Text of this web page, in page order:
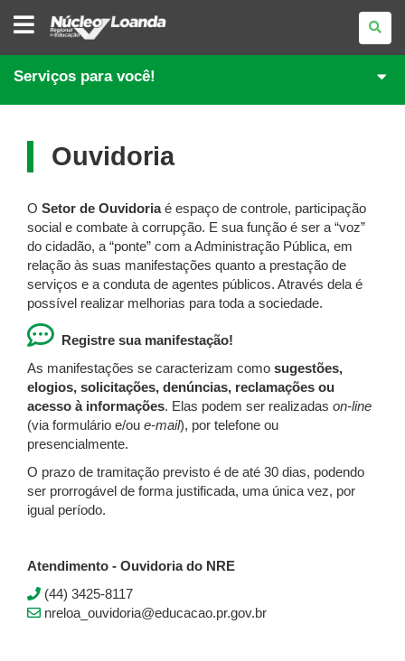
NÚCLEO
REGIONAL
EDUCAÇÃO
DE
LOANDA
Serviços para você!
Ouvidoria
O Setor de Ouvidoriaé espaço de controle, participação
social e combate à corrupção. E sua função é ser a “voz”
do cidadão, a “ponte” com a Administração Pública, em
relação às suas manifestações quanto a prestação de
serviços e a conduta de agentes públicos. Através dela é
possível realizar melhorias para toda a sociedade.
Registre sua manifestação!
As manifestações se caracterizam como sugestões,
elogios, solicitações, denúncias, reclamações ou
acesso à informações. Elas podem ser realizadas on-line
(via formulário e/ou e-mail), por telefone ou
presencialmente.
O prazo de tramitação previsto é de até 30 dias, podendo
ser prorrogável de forma justificada, uma única vez, por
igual período.
Atendimento - Ouvidoria do NRE
(44) 3425-8117
nreloa_ouvidoria@educacao.pr.gov.br